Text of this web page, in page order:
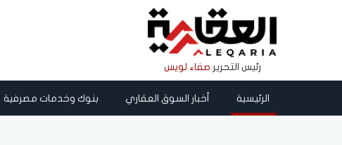
رئيس التحرير صفاء لويس
الرئيسية أخبار السوق العقاري بنوك وخدمات مصرفية